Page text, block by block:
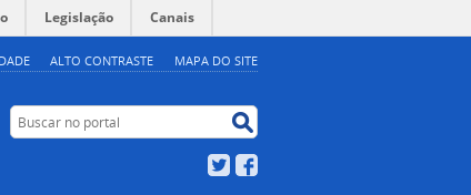
ALTO CONTRASTE MAPA DO SITE
Legislação Canais
Buscar no portal
Twitter